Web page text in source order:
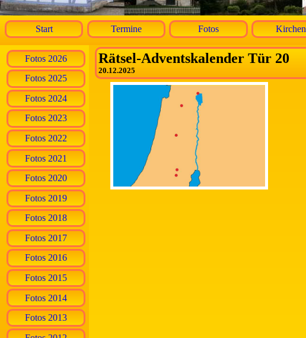
Start Termine Fotos Kirchen
Fotos 2026
Fotos 2025
Fotos 2024
Fotos 2023
Fotos 2022
Fotos 2021
Fotos 2020
Fotos 2019
Fotos 2018
Fotos 2017
Fotos 2016
Fotos 2015
Fotos 2014
Fotos 2013
Rätsel-Adventskalender Tür 20
20.12.2025